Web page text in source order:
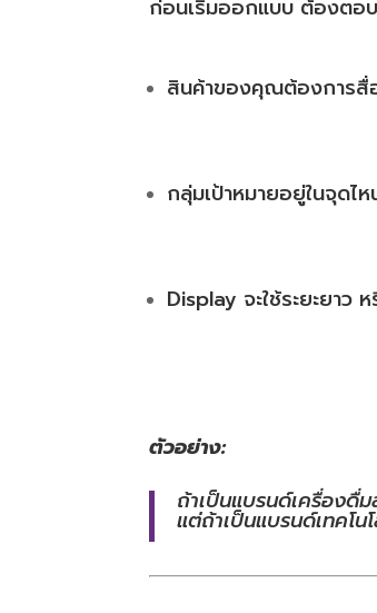
ก่อนเริ่มออกแบบ ต้องตอบ
สินค้าของคุณต้องการสื่
กลุ่มเป้าหมายอยู่ในจุด
Display จะใช้ระยะยาว
ตัวอย่าง:
ถ้าเป็นแบรนด์เครื่องดื่
แต่ถ้าเป็นแบรนด์เทคโน